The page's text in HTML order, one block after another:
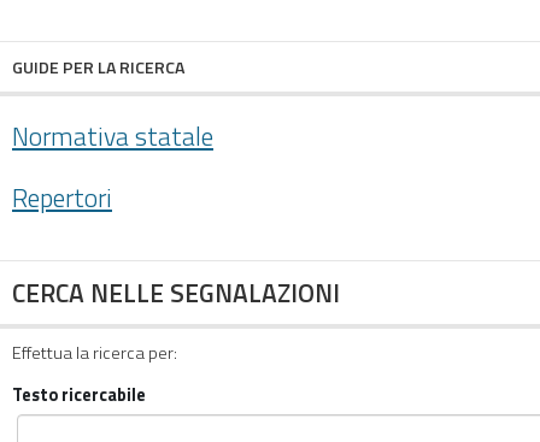
GUIDE PER LA RICERCA
Normativa statale
Repertori
CERCA NELLE SEGNALAZIONI
Effettua la ricerca per:
Testo ricercabile